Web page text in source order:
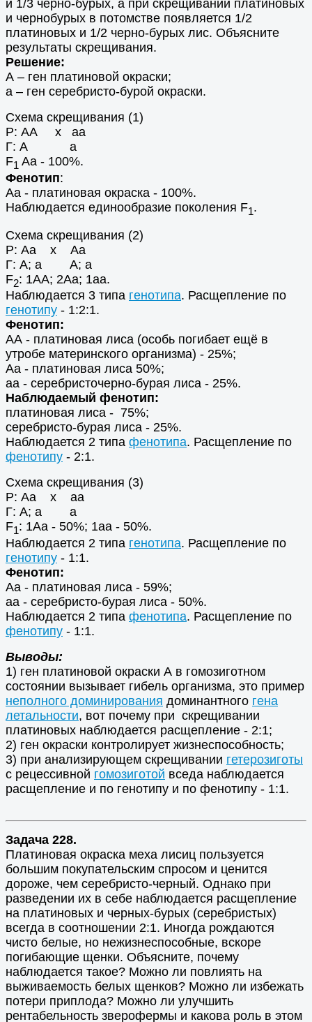
и 1/3 черно-бурых, а при скрещивании платиновых
и чернобурых в потомстве появляется 1/2
платиновых и 1/2 черно-бурых лис. Объясните
результаты скрещивания.
Решение:
А – ген платиновой окраски;
а – ген серебристо-бурой окраски.
Схема скрещивания (1)
Р: АА х аа
Г: А а
F1 Аа - 100%.
Фенотип:
Аа - платиновая окраска - 100%.
Наблюдается единообразие поколения F1.
Схема скрещивания (2)
Р: Аа х Аа
Г: А; а А; а
F2: 1АА; 2Аа; 1аа.
Наблюдается 3 типа генотипа. Расщепление по
генотипу - 1:2:1.
Фенотип:
АА - платиновая лиса (особь погибает ещё в
утробе материнского организма) - 25%;
Аа - платиновая лиса 50%;
аа - серебристочерно-бурая лиса - 25%.
Наблюдаемый фенотип:
платиновая лиса - 75%;
серебристо-бурая лиса - 25%.
Наблюдается 2 типа фенотипа. Расщепление по
фенотипу - 2:1.
Схема скрещивания (3)
Р: Аа х аа
Г: А; а а
F1: 1Аа - 50%; 1аа - 50%.
Наблюдается 2 типа генотипа. Расщепление по
генотипу - 1:1.
Фенотип:
Аа - платиновая лиса - 59%;
аа - серебристо-бурая лиса - 50%.
Наблюдается 2 типа фенотипа. Расщепление по
фенотипу - 1:1.
Выводы:
1) ген платиновой окраски А в гомозиготном
состоянии вызывает гибель организма, это пример
неполного доминирования доминантного гена
летальности, вот почему при скрещивании
платиновых наблюдается расщепление - 2:1;
2) ген окраски контролирует жизнеспособность;
3) при анализирующем скрещивании гетерозиготы
с рецессивной гомозиготой вседа наблюдается
расщепление и по генотипу и по фенотипу - 1:1.
Задача 228.
Платиновая окраска меха лисиц пользуется
большим покупательским спросом и ценится
дороже, чем серебристо-черный. Однако при
разведении их в себе наблюдается расщепление
на платиновых и черных-бурых (серебристых)
всегда в соотношении 2:1. Иногда рождаются
чисто белые, но нежизнеспособные, вскоре
погибающие щенки. Объясните, почему
наблюдается такое? Можно ли повлиять на
выживаемость белых щенков? Можно ли избежать
потери приплода? Можно ли улучшить
рентабельность зверофермы и какова роль в этом